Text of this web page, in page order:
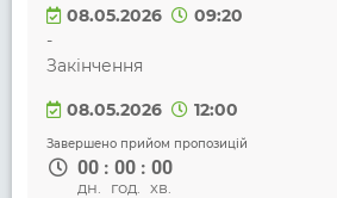
08.05.2026
09:20
-
Закінчення
08.05.2026 12:00
Завершено прийом пропозицій
00 : 00 : 00
дн. год. хв.